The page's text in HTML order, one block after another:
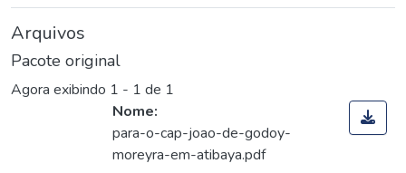
Arquivos
Pacote original
Agora exibindo 1 - 1 de 1
Nome:
para-o-cap-joao-de-godoy-
moreyra-em-atibaya.pdf